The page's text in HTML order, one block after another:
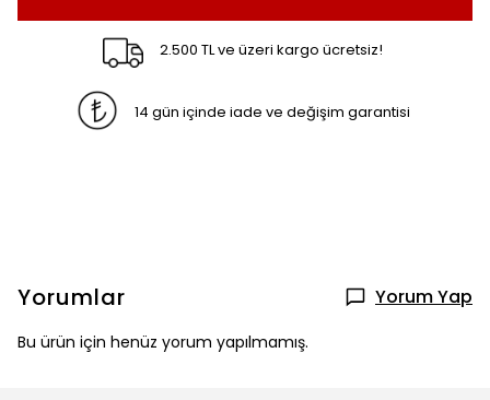
2.500 TL ve üzeri kargo ücretsiz!
14 gün içinde iade ve değişim garantisi
Yorumlar Yorum Yap
Bu ürün için henüz yorum yapılmamış.